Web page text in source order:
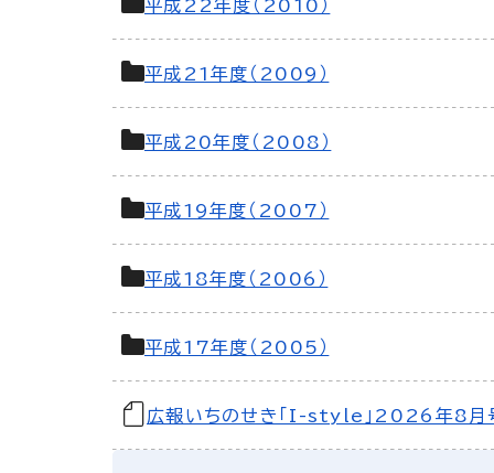
平成22年度（2010）
平成21年度（2009）
平成20年度（2008）
平成19年度（2007）
平成18年度（2006）
平成17年度（2005）
広報いちのせき「I-style」2026年8月